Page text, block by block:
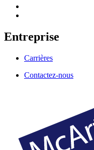
Entreprise
Carrières
Contactez-nous